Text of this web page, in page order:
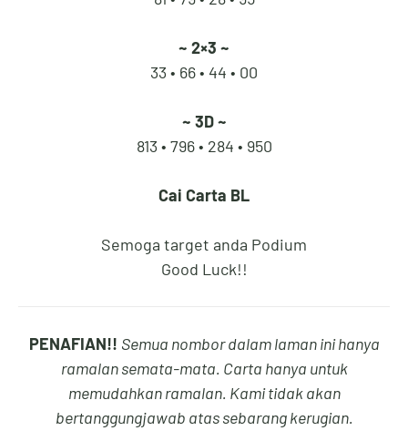
6
9
0
1
8
9
0 9
~ 2×3 ~
33 • 66 • 44 • 00
~ 3D ~
813 • 796 • 284 • 950
Cai Carta BL
Semoga target anda Podium
Good Luck!!
PENAFIAN!! Semua nombor dalam laman ini hanya
ramalan semata-mata. Carta hanya untuk
memudahkan ramalan. Kami tidak akan
bertanggungjawab atas sebarang kerugian.